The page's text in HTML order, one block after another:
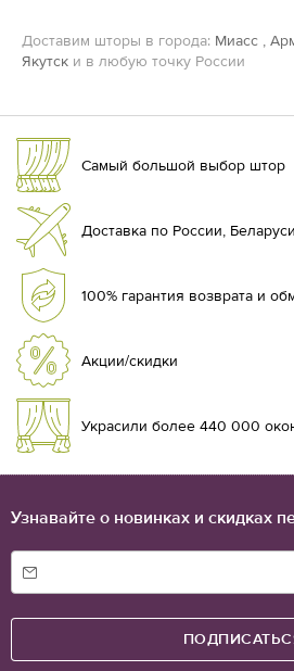
Доставим шторы в города: Миасс ,
Якутск и в любую точку России
Самый большой выбор штор
Доставка по России, Беларуси
100% гарантия возврата и
Акции/скидки
Украсили более 440 000
Узнавайте о новинках и скидках